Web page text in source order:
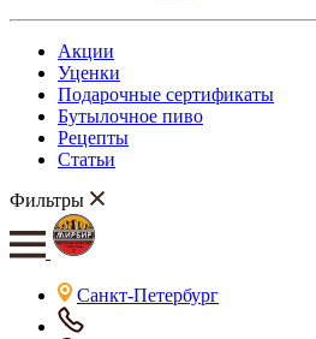
Акции
Уценки
Подарочные сертификаты
Бутылочное пиво
Рецепты
Статьи
Фильтры
Санкт-Петербург